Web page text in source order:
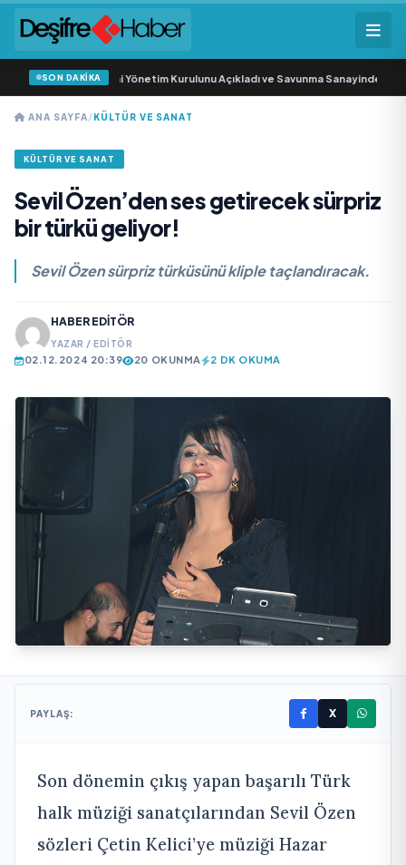
SON DAKİKA
Sanayi AŞ Yeni Yönetim Kurulunu Açıkladı ve Savunma Sanayinde
ANA SAYFA/KÜLTÜR VE SANAT
KÜLTÜR VE SANAT
Sevil Özen’den ses getirecek sürpriz
bir türkü geliyor!
Sevil Özen sürpriz türküsünü kliple taçlandıracak.
HABER EDITÖR
YAZAR / EDITÖR
02.12.2024 20:39 20 OKUNMA 2 DK OKUMA
PAYLAŞ: X
Son dönemin çıkış yapan başarılı Türk
halk müziği sanatçılarından Sevil Özen
sözleri Çetin Kelici’ye müziği Hazar